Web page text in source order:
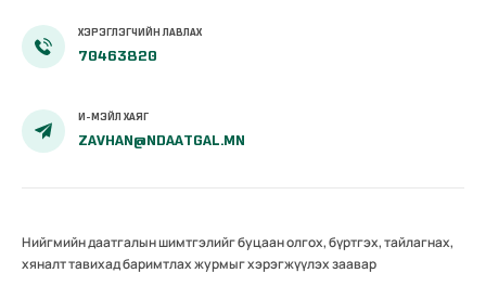
ХЭРЭГЛЭГЧИЙН ЛАВЛАХ
70463820
И-МЭЙЛ ХАЯГ
ZAVHAN@NDAATGAL.MN
Нийгмийн даатгалын шимтгэлийг буцаан олгох, бүртгэх, тайлагнах,
хяналт тавихад баримтлах журмыг хэрэгжүүлэх заавар